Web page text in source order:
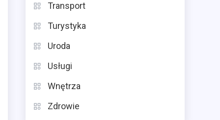
Transport
Turystyka
Uroda
Usługi
Wnętrza
Zdrowie